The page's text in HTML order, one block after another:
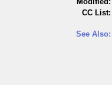
CC List:
See Also: